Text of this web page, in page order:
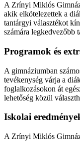
A Zrínyi Miklós
akik elkötelezettek a
tantárgyi választékot
számára legkedvezőbb
Programok és
A gimnáziumban
tevékenység várja a
foglalkozásokon át
lehetőség közül
Iskolai
A Zrínyi Miklós